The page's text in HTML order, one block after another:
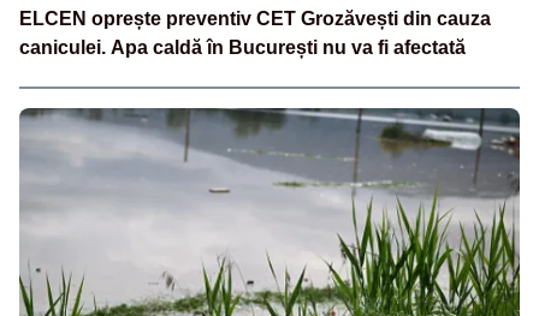
ELCEN oprește preventiv CET Grozăvești din cauza
caniculei. Apa caldă în București nu va fi afectată